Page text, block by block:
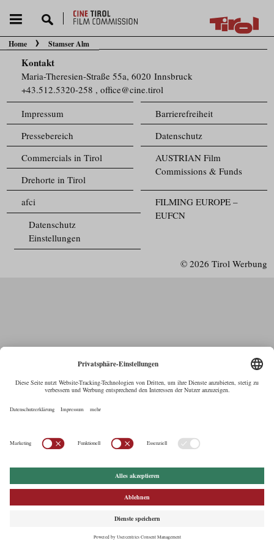
Sie befinden sich hier:
Home Stamser Alm
Kontakt
Maria-Theresien-Straße 55a, 6020 Innsbruck
+43.512.5320-258 ,office@cine.tirol
Impressum
Barrierefreiheit
Pressebereich
Datenschutz
Commercials in Tirol
AUSTRIAN Film
Commissions & Funds
Drehorte in Tirol
FILMING EUROPE –
EUFCN
afci
Datenschutz
Einstellungen
© 2026 Tirol Werbung